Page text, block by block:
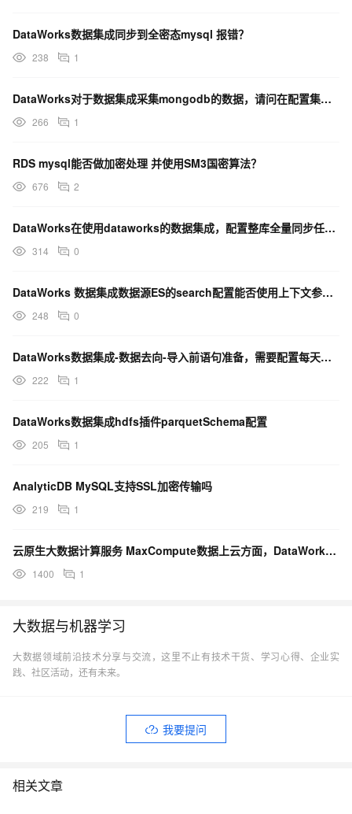
DataWorks数据集成同步到全密态mysql 报错？
238 1
DataWorks对于数据集成采集mongodb的数据，请问在配置集成的时候，这个类型怎么写呀？
266 1
RDS mysql能否做加密处理 并使用SM3国密算法？
676 2
DataWorks在使用dataworks的数据集成，配置整库全量同步任务怎么办？
314 0
DataWorks 数据集成数据源ES的search配置能否使用上下文参数？若能，应该如何使用。
248 0
DataWorks数据集成-数据去向-导入前语句准备，需要配置每天插入10条数据，这里应该怎么配置？
222 1
DataWorks数据集成hdfs插件parquetSchema配置
205 1
AnalyticDB MySQL支持SSL加密传输吗
219 1
云原生大数据计算服务 MaxCompute数据上云方面，DataWorks数据集成是怎样的？
1400 1
大数据与机器学习
大数据领域前沿技术分享与交流，这里不止有技术干货、学习心得、企业实
践、社区活动，还有未来。
我要提问
相关文章